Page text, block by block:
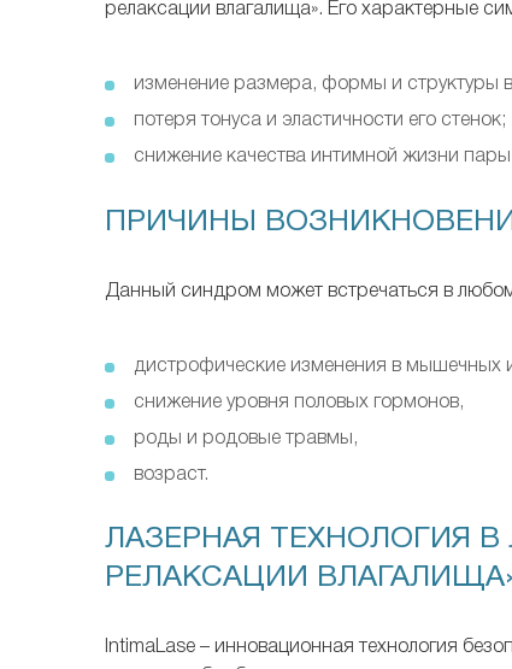
релаксации влагалища». Его характерные
изменение размера, формы и структуры
потеря тонуса и эластичности его стенок;
снижение качества интимной жизни
ПРИЧИНЫ
Данный синдром может встречаться в
дистрофические изменения в мышечных
снижение уровня половых гормонов,
роды и родовые травмы,
возраст.
ЛАЗЕРНАЯ ТЕХНОЛОГИЯ
РЕЛАКСАЦИИ
IntimaLase – инновационная технология